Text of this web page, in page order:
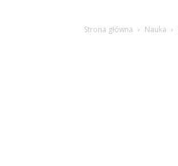
Strona główna Nauka